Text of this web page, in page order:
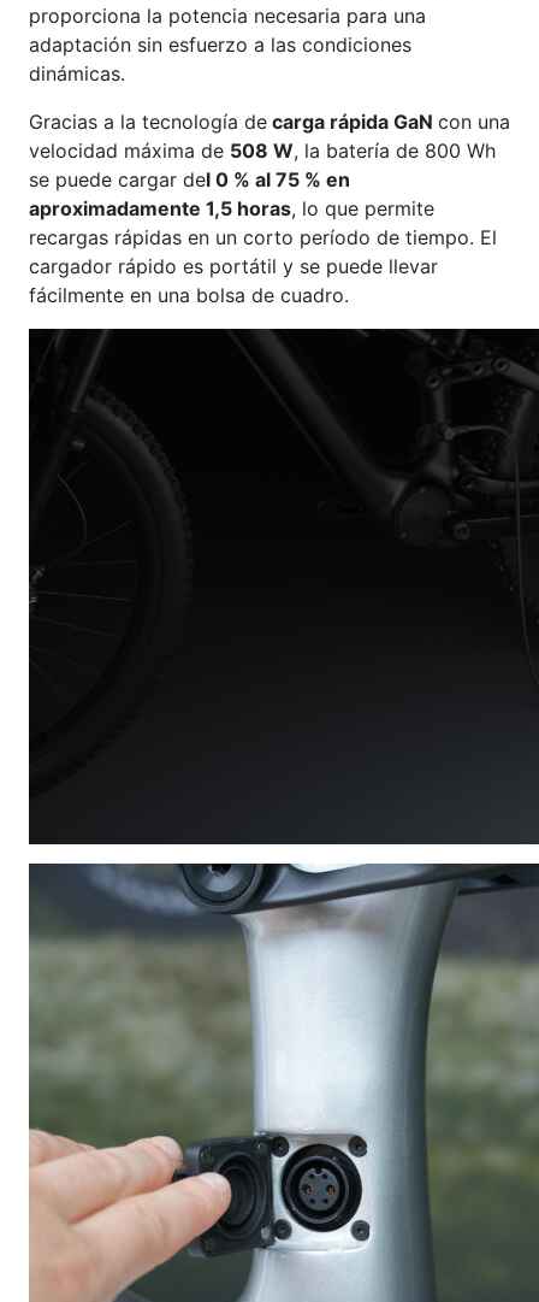
proporciona la potencia necesaria para una
adaptación sin esfuerzo a las condiciones
dinámicas.
Gracias a la tecnología de carga rápida GaN con una
velocidad máxima de 508 W, la batería de 800 Wh
se puede cargar del 0 % al 75 % en
aproximadamente 1,5 horas, lo que permite
recargas rápidas en un corto período de tiempo. El
cargador rápido es portátil y se puede llevar
fácilmente en una bolsa de cuadro.